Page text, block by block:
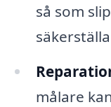
så som
målare